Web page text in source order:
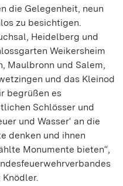
die Gelegenheit, neun
zu besichtigen.
Heidelberg und
Weikersheim
Maulbronn und Salem,
und das Kleinod
begrüßen es
Schlösser und
und Wasser‘ an die
denken und ihnen
Monumente bieten“,